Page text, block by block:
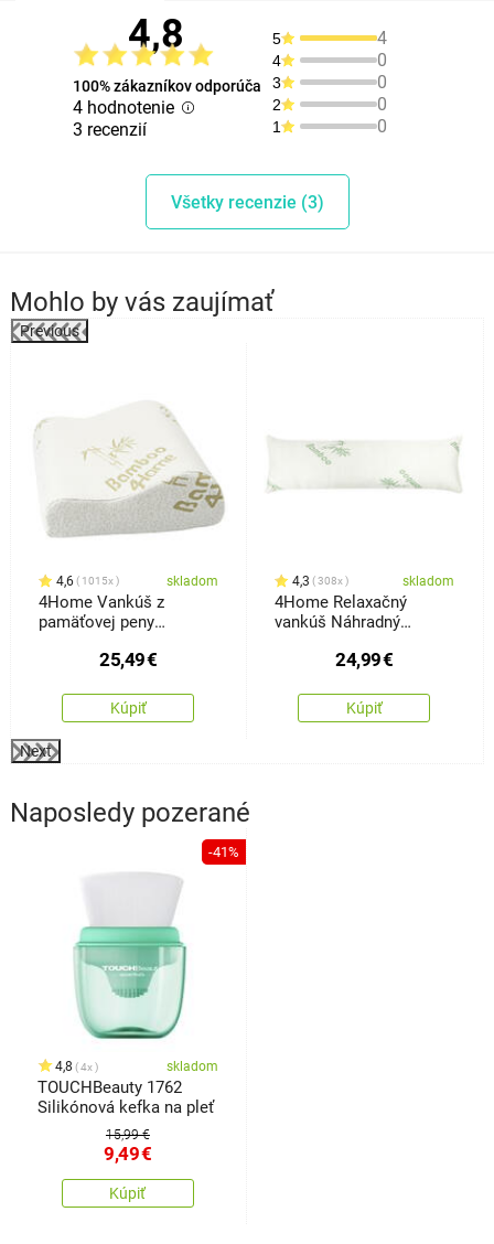
4,8
100% zákazníkov odporúča
4 hodnotenie
3 recenzií
5 4
4 0
3 0
2 0
1 0
Všetky recenzie (3)
Mohlo by vás zaujímať
Previous
4,6 1015x skladom
4Home Vankúš z
pamäťovej peny
25,49€
Kúpiť
4,3 308x skladom
4Home Relaxačný
vankúš Náhradný
peny Bamboo, 45 x 120
24,99€
Kúpiť
Next
Naposledy pozerané
-41%
4,8 4x skladom
TOUCHBeauty 1762
Silikónová kefka na pleť
15,99 €
9,49€
Kúpiť